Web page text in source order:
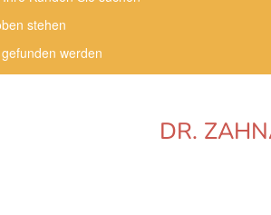
stehen
werden
DR.